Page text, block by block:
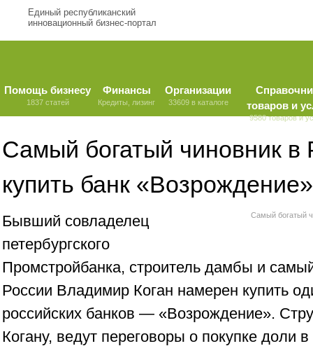
Единый республиканский
инновационный бизнес-портал
Помощь бизнесу
1837 статей
Финансы
Кредиты, лизинг
Организации
33609 в каталоге
товаров и
9580 товаров и
Самый богатый чиновник в
купить банк «Возрождение»
Самый богатый
Бывший совладелец
петербургского
Промстройбанка, строитель дамбы и
России Владимир Коган намерен купить
российских банков — «Возрождение».
Когану, ведут переговоры о покупке доли